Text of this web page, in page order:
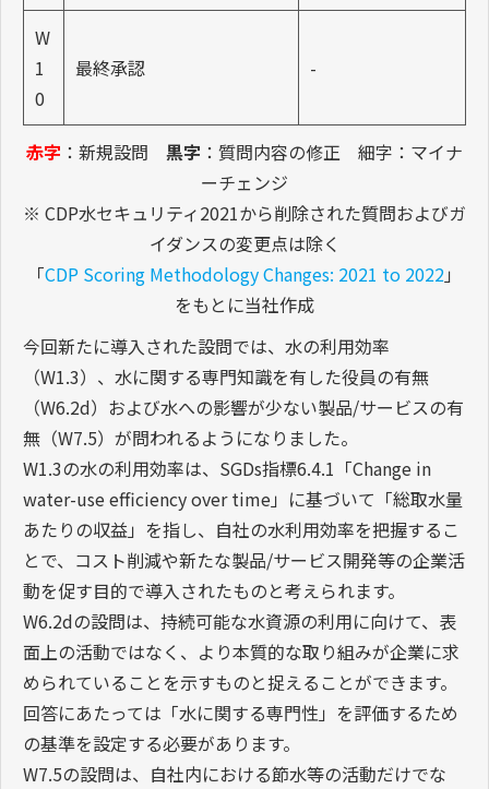
W
1
0
最終承認 -
赤字 ：新規設問 黒字 ：質問内容の修正 細字：マイナ
ーチェンジ
※ CDP水セキュリティ2021から削除された質問およびガ
イダンスの変更点は除く
「CDP Scoring Methodology Changes: 2021 to 2022」
をもとに当社作成
今回新たに導入された設問では、水の利用効率
（W1.3）、水に関する専門知識を有した役員の有無
（W6.2d）および水への影響が少ない製品/サービスの有
無（W7.5）が問われるようになりました。
W1.3の水の利用効率は、SGDs指標6.4.1「Change in
water-use efficiency over time」に基づいて「総取水量
あたりの収益」を指し、自社の水利用効率を把握するこ
とで、コスト削減や新たな製品/サービス開発等の企業活
動を促す目的で導入されたものと考えられます。
W6.2dの設問は、持続可能な水資源の利用に向けて、表
面上の活動ではなく、より本質的な取り組みが企業に求
められていることを示すものと捉えることができます。
回答にあたっては「水に関する専門性」を評価するため
の基準を設定する必要があります。
W7.5の設問は、自社内における節水等の活動だけでな